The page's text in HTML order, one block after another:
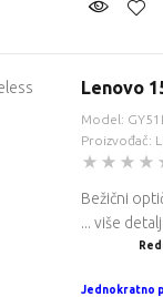
Lenovo
Model:
Proizvođač:
Bežični
... više
Jednokratno